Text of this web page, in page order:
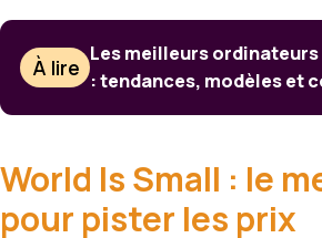
À lire
Les meilleurs
: tendances, modèles et
World Is Small : le
pour pister les prix